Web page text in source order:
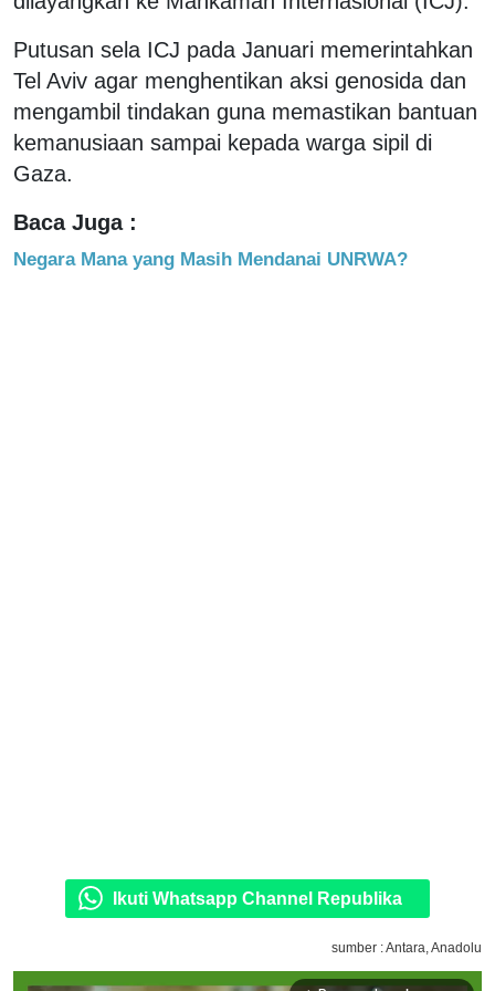
Putusan sela ICJ pada Januari memerintahkan
Tel Aviv agar menghentikan aksi genosida dan
mengambil tindakan guna memastikan bantuan
kemanusiaan sampai kepada warga sipil di
Gaza.
Baca Juga :
Negara Mana yang Masih Mendanai UNRWA?
Ikuti Whatsapp Channel Republika
sumber : Antara, Anadolu